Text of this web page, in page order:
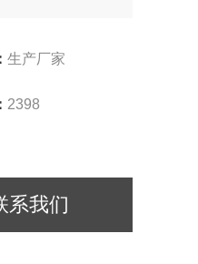
生产厂家
2398
系我们